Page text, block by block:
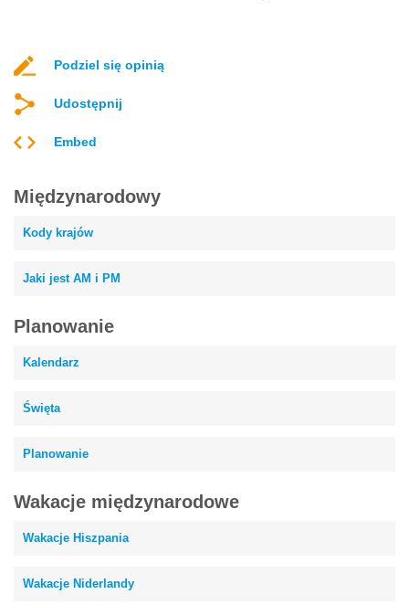
Podziel się opinią
Udostępnij
Embed
Międzynarodowy
Kody krajów
Jaki jest AM i PM
Planowanie
Kalendarz
Święta
Planowanie
Wakacje międzynarodowe
Wakacje Hiszpania
Wakacje Niderlandy